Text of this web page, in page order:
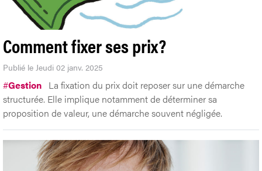
Comment fixer ses prix?
Publié le Jeudi 02 janv. 2025
#Gestion La fixation du prix doit reposer sur une démarche
structurée. Elle implique notamment de déterminer sa
proposition de valeur, une démarche souvent négligée.